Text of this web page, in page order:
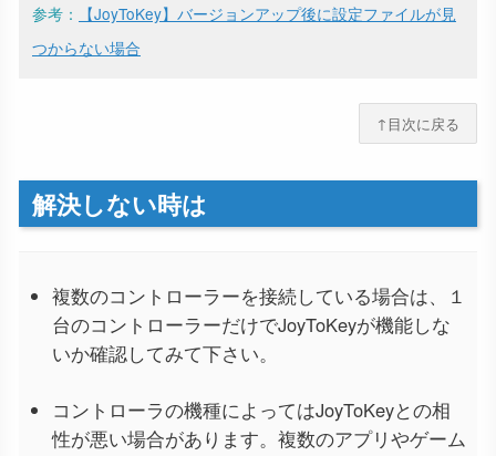
参考：
【JoyToKey】バージョンアップ後に設定ファイルが見
つからない場合
↑目次に戻る
解決しない時は
複数のコントローラーを接続している場合は、１
台のコントローラーだけでJoyToKeyが機能しな
いか確認してみて下さい。
コントローラの機種によってはJoyToKeyとの相
性が悪い場合があります。複数のアプリやゲーム